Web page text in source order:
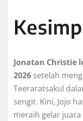
Jonatan Christie
2026 setelah
Teeraratsakul
sengit. Kini, Jojo
meraih gelar